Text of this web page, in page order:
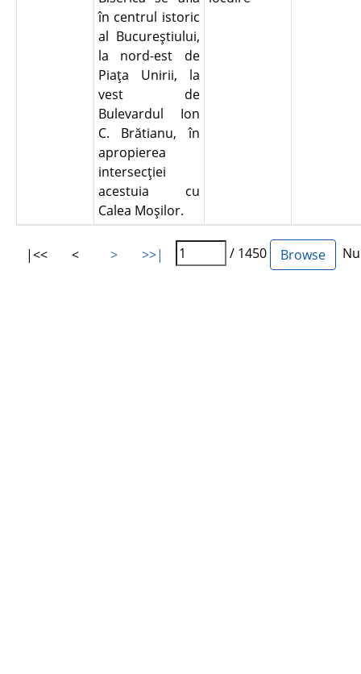
în centrul istoric
al Bucureştiului,
la nord-est de
Piaţa Unirii, la
vest de
Bulevardul Ion
C. Brătianu, în
apropierea
intersecţiei
acestuia cu
Calea Moşilor.
|<< < > >>| / 1450